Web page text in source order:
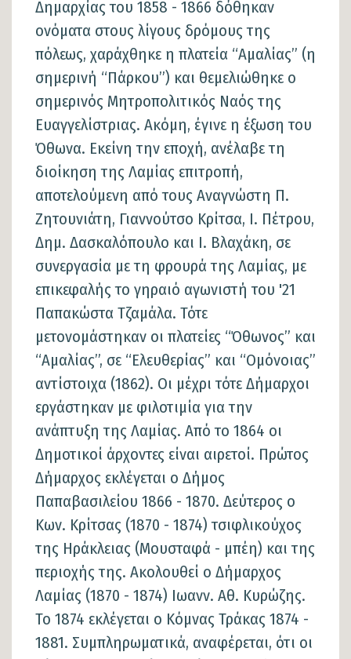
Δημαρχίας του 1858 - 1866 δόθηκαν
ονόματα στους λίγους δρόμους της
πόλεως, χαράχθηκε η πλατεία “Αμαλίας” (η
σημερινή “Πάρκου”) και θεμελιώθηκε ο
σημερινός Μητροπολιτικός Ναός της
Ευαγγελίστριας. Ακόμη, έγινε η έξωση του
Όθωνα. Εκείνη την εποχή, ανέλαβε τη
διοίκηση της Λαμίας επιτροπή,
αποτελούμενη από τους Αναγνώστη Π.
Ζητουνιάτη, Γιαννούτσο Κρίτσα, Ι. Πέτρου,
Δημ. Δασκαλόπουλο και Ι. Βλαχάκη, σε
συνεργασία με τη φρουρά της Λαμίας, με
επικεφαλής το γηραιό αγωνιστή του '21
Παπακώστα Τζαμάλα. Τότε
μετονομάστηκαν οι πλατείες “Όθωνος” και
“Αμαλίας”, σε “Ελευθερίας” και “Ομόνοιας”
αντίστοιχα (1862). Οι μέχρι τότε Δήμαρχοι
εργάστηκαν με φιλοτιμία για την
ανάπτυξη της Λαμίας. Από το 1864 οι
Δημοτικοί άρχοντες είναι αιρετοί. Πρώτος
Δήμαρχος εκλέγεται ο Δήμος
Παπαβασιλείου 1866 - 1870. Δεύτερος ο
Κων. Κρίτσας (1870 - 1874) τσιφλικούχος
της Ηράκλειας (Μουσταφά - μπέη) και της
περιοχής της. Ακολουθεί ο Δήμαρχος
Λαμίας (1870 - 1874) Ιωανν. Αθ. Κυρώζης.
Το 1874 εκλέγεται ο Κόμνας Τράκας 1874 -
1881. Συμπληρωματικά, αναφέρεται, ότι οι